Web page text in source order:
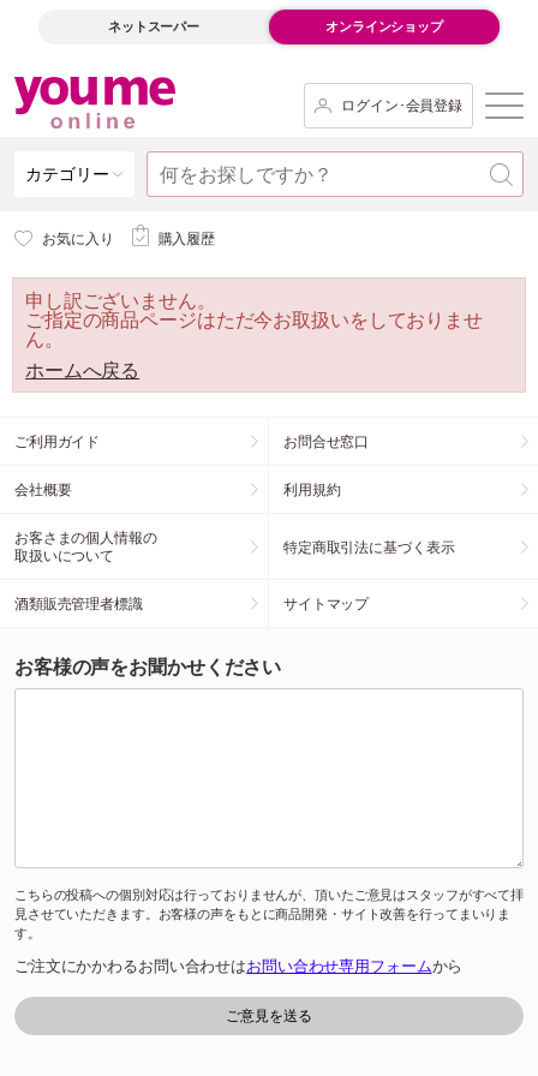
ネットスーパー オンラインショップ
ログイン･会員登録
カテゴリー
お気に入り 購入履歴
申し訳ございません。
ご指定の商品ページはただ今お取扱いをしておりませ
ん。
ホームへ戻る
ご利用ガイド お問合せ窓口
会社概要 利用規約
お客さまの個人情報の
取扱いについて
特定商取引法に基づく表示
酒類販売管理者標識 サイトマップ
お客様の声をお聞かせください
こちらの投稿への個別対応は行っておりませんが、頂いたご意見はスタッフがすべて拝
見させていただきます。お客様の声をもとに商品開発・サイト改善を行ってまいりま
す。
ご注文にかかわるお問い合わせはお問い合わせ専用フォームから